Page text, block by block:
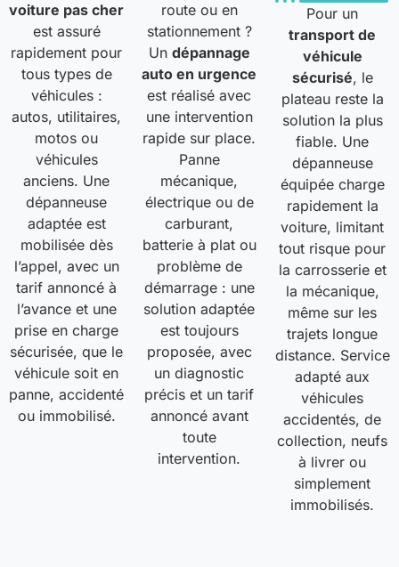
voiture pas cher
est assuré
rapidement pour
tous types de
véhicules :
autos, utilitaires,
motos ou
véhicules
anciens. Une
dépanneuse
adaptée est
mobilisée dès
l’appel, avec un
tarif annoncé à
l’avance et une
prise en charge
sécurisée, que le
véhicule soit en
panne, accidenté
ou immobilisé.
route ou en
stationnement ?
Un dépannage
auto en urgence
est réalisé avec
une intervention
rapide sur place.
Panne
mécanique,
électrique ou de
carburant,
batterie à plat ou
problème de
démarrage : une
solution adaptée
est toujours
proposée, avec
un diagnostic
précis et un tarif
annoncé avant
toute
intervention.
Pour un
transport de
véhicule
sécurisé, le
plateau reste la
solution la plus
fiable. Une
dépanneuse
équipée charge
rapidement la
voiture, limitant
tout risque pour
la carrosserie et
la mécanique,
même sur les
trajets longue
distance. Service
adapté aux
véhicules
accidentés, de
collection, neufs
à livrer ou
simplement
immobilisés.